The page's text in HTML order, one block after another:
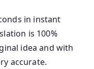
in instant
is 100%
idea and with
accurate.